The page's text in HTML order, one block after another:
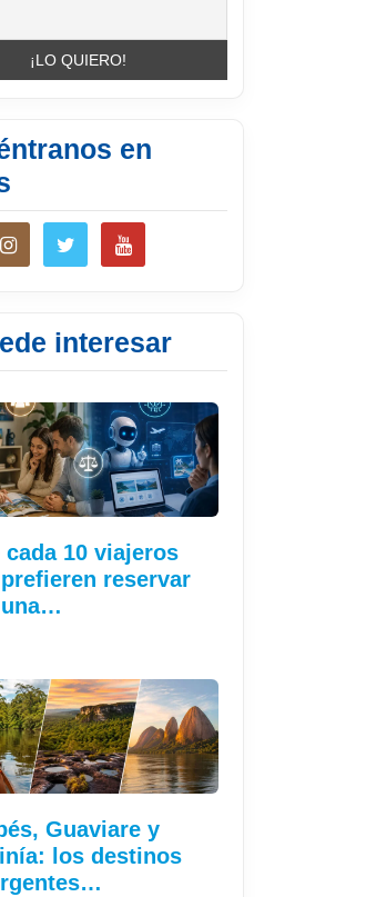
en
interesar
cada 10 viajeros
reservar
Guaviare y
los destinos